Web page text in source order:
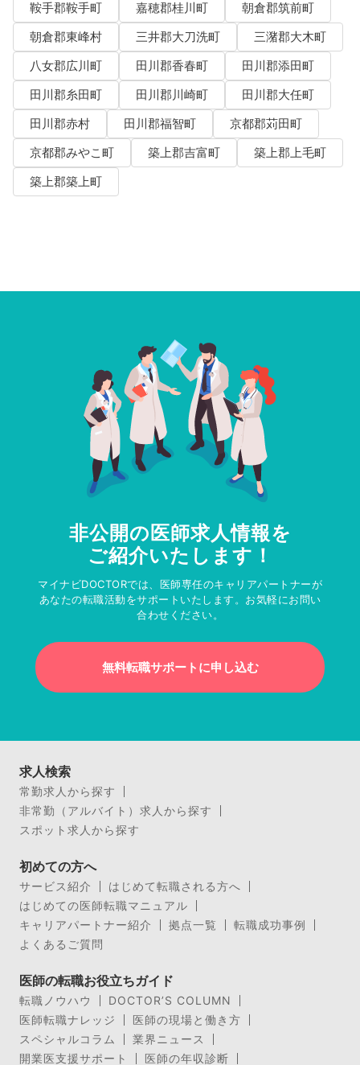
鞍手郡鞍手町
嘉穂郡桂川町
朝倉郡筑前町
朝倉郡東峰村
三井郡大刀洗町
三潴郡大木町
八女郡広川町
田川郡香春町
田川郡添田町
田川郡糸田町
田川郡川崎町
田川郡大任町
田川郡赤村
田川郡福智町
京都郡苅田町
京都郡みやこ町
築上郡吉富町
築上郡上毛町
築上郡築上町
非公開の医師求人情報を
ご紹介いたします！
マイナビDOCTORでは、医師専任のキャリアパートナーが
あなたの転職活動をサポートいたします。お気軽にお問い
合わせください。
無料転職サポートに申し込む
求人検索
常勤求人から探す
非常勤（アルバイト）求人から探す
スポット求人から探す
初めての方へ
サービス紹介
はじめて転職される方へ
はじめての医師転職マニュアル
キャリアパートナー紹介
拠点一覧
転職成功事例
よくあるご質問
医師の転職お役立ちガイド
転職ノウハウ
DOCTOR’S COLUMN
医師転職ナレッジ
医師の現場と働き方
スペシャルコラム
業界ニュース
開業医支援サポート
医師の年収診断